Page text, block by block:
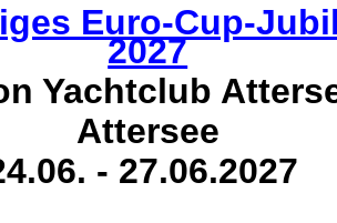
Euro-Cup-
2027
Yachtclub
Attersee
- 27.06.2027